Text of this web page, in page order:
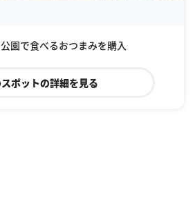
園で食べるおつまみを購入
ポットの詳細を見る